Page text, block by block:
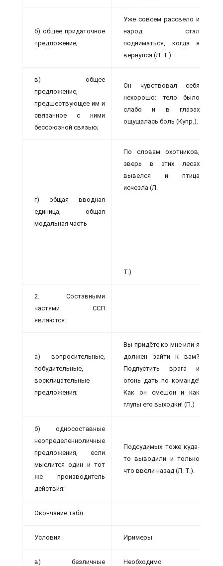
б) общее придаточное
предложение;
Уже совсем рассвело и
народ стал
подниматься, когда я
вернулся (Л. Т.).
в) общее
предложение,
предшествующее им и
связанное с ними
бессоюзной связью;
Он чувствовал себя
нехорошо: тело было
слабо и в глазах
ощущалась боль (Купр.).
г) общая вводная
единица, общая
модальная часть
По словам охотников,
зверь в этих лесах
вывелся и птица
исчезла (Л.
Т.)
2. Составными
частями ССП
являются:
а) вопросительные,
побудительные,
восклицательные
предложения;
Вы придёте ко мне или я
должен зайти к вам?
Подпустить врага и
огонь дать по команде!
Как он смешон и как
глупы его выходки! (П.)
б) односоставные
неопределенноличные
предложения, если
мыслится один и тот
же производитель
действия;
Подсудимых тоже куда-
то выводили и только
что ввели назад (Л. Т.).
Окончание табл.
Условия Иримеры
в) безличные
Необходимо